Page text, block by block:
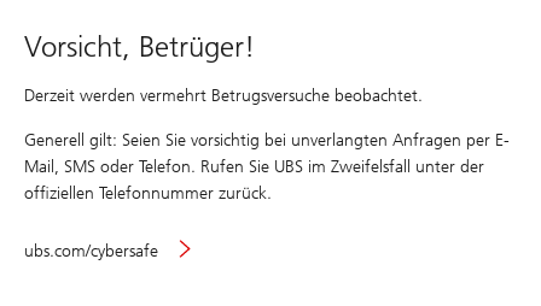
Vorsicht, Betrüger!
Derzeit werden vermehrt Betrugsversuche beobachtet.
Generell gilt: Seien Sie vorsichtig bei unverlangten Anfragen per E-
Mail, SMS oder Telefon. Rufen Sie UBS im Zweifelsfall unter der
offiziellen Telefonnummer zurück.
ubs.com/cybersafe